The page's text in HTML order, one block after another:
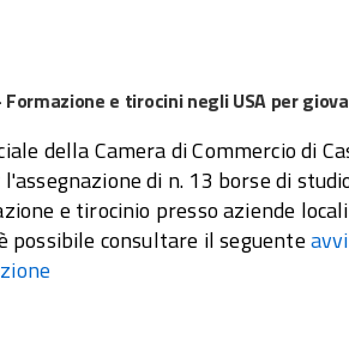
e tirocini negli USA per
della Camera di Commercio di
di n. 13 borse di
e tirocinio presso aziende
possibile consultare il seguente